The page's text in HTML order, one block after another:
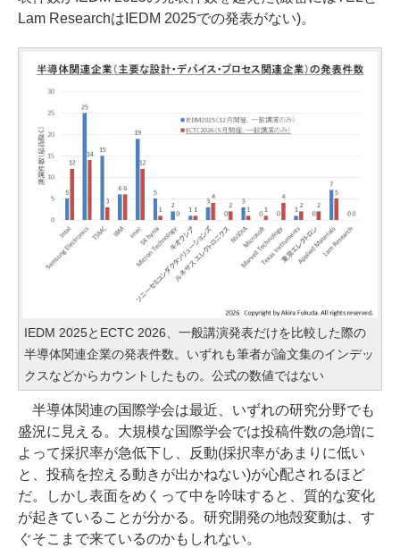
Lam ResearchはIEDM 2025での発表がない)。
IEDM 2025とECTC 2026、一般講演発表だけを比較した際の
半導体関連企業の発表件数。いずれも筆者が論文集のインデッ
クスなどからカウントしたもの。公式の数値ではない
半導体関連の国際学会は最近、いずれの研究分野でも
盛況に見える。大規模な国際学会では投稿件数の急増に
よって採択率が急低下し、反動(採択率があまりに低い
と、投稿を控える動きが出かねない)が心配されるほど
だ。しかし表面をめくって中を吟味すると、質的な変化
が起きていることが分かる。研究開発の地殻変動は、す
ぐそこまで来ているのかもしれない。